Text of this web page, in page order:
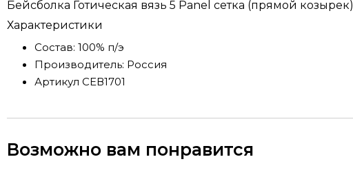
Бейсболка Готическая вязь 5 Panel сетка (прямой козырек)
Характеристики
Состав: 100% п/э
Производитель: Россия
Артикул СЕВ1701
Возможно вам понравится